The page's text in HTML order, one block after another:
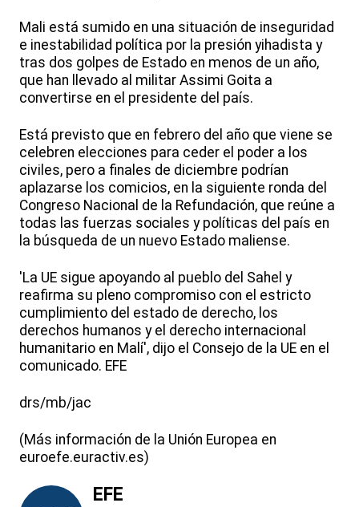
Mali está sumido en una situación de inseguridad
e inestabilidad política por la presión yihadista y
tras dos golpes de Estado en menos de un año,
que han llevado al militar Assimi Goita a
convertirse en el presidente del país.
Está previsto que en febrero del año que viene se
celebren elecciones para ceder el poder a los
civiles, pero a finales de diciembre podrían
aplazarse los comicios, en la siguiente ronda del
Congreso Nacional de la Refundación, que reúne a
todas las fuerzas sociales y políticas del país en
la búsqueda de un nuevo Estado maliense.
'La UE sigue apoyando al pueblo del Sahel y
reafirma su pleno compromiso con el estricto
cumplimiento del estado de derecho, los
derechos humanos y el derecho internacional
humanitario en Malí', dijo el Consejo de la UE en el
comunicado. EFE
drs/mb/jac
(Más información de la Unión Europea en
euroefe.euractiv.es)
EFE